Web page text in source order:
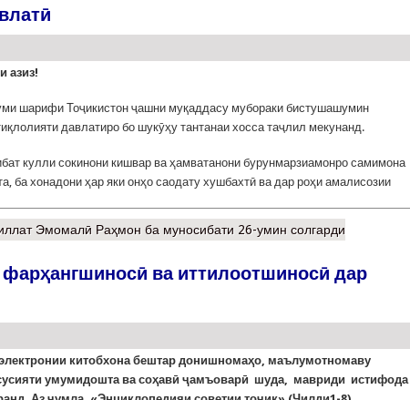
азиз!
шарифи Тоҷикистон ҷашни муқаддасу мубораки бистушашумин
давлатиро бо шукӯҳу тантанаи хосса таҷлил мекунанд.
кулли сокинони кишвар ва ҳамватанони бурунмарзиамонро самимона
ба хонадони ҳар яки онҳо саодату хушбахтӣ ва дар роҳи амалисозии
Эмомалӣ Раҳмон ба муносибати 26-умин солгарди
ва иттилоотшиносӣ дар
китобхона бештар донишномаҳо, маълумотномаву
умумидошта ва соҳавӣ ҷамъоварӣ шуда, мавриди истифода